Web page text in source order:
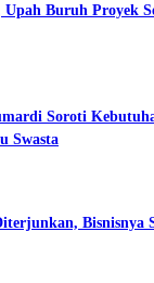
Buruh Proyek
Soroti
Swasta
Bisnisnya